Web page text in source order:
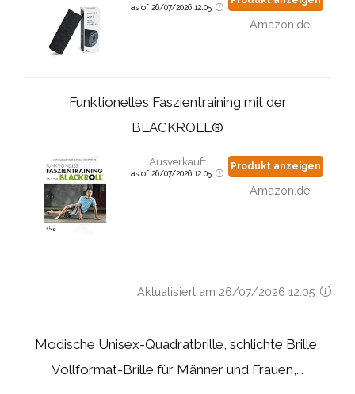
as of 26/07/2026 12:05
Amazon.de
Funktionelles Faszientraining mit der
BLACKROLL®
Ausverkauft
as of 26/07/2026 12:05
Produkt anzeigen
Amazon.de
Aktualisiert am 26/07/2026 12:05
Modische Unisex-Quadratbrille, schlichte Brille,
Vollformat-Brille für Männer und Frauen,...